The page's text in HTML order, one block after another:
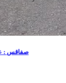
صفاقس :